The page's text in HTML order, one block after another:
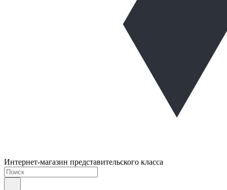
Интернет-магазин представительского класса